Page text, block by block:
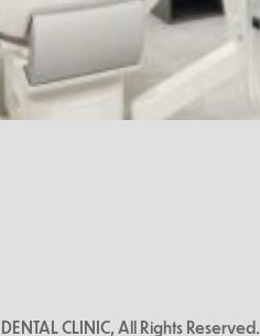
CLINIC, All Rights Reserved.